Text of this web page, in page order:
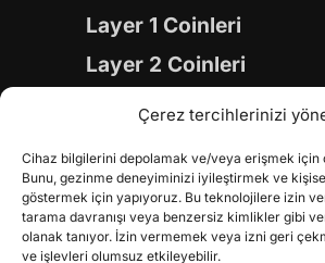
Çerez tercihlerinizi
Cihaz bilgilerini depolamak ve/veya erişmek için
Bunu, gezinme deneyiminizi iyileştirmek ve
göstermek için yapıyoruz. Bu teknolojilere izin
tarama davranışı veya benzersiz kimlikler gibi
olanak tanıyor. İzin vermemek veya izni geri
ve işlevleri olumsuz etkileyebilir.
Layer 1 Coinleri
Layer 2 Coinleri
Yapay Zeka (AI) Coinleri
Gaming Coinleri
RWA Coinleri